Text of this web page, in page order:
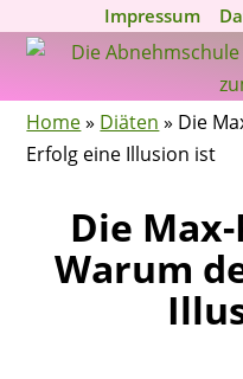
Impressum
Home» Diäten » Die
Erfolg eine Illusion ist
Die
Warum